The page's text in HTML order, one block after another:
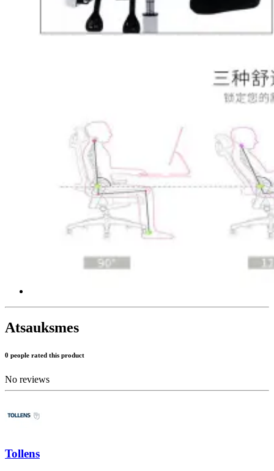
Atsauksmes
0 people rated this product
No reviews
Tollens